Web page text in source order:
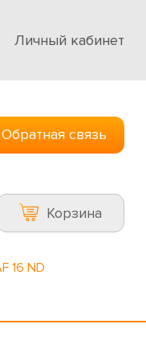
Личный кабинет
Обратная связь
Корзина
16 ND